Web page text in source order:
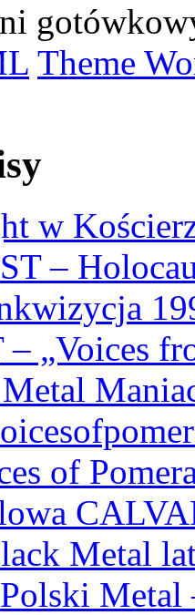
Theme
w
–
„Voices
of
Metal
Metal